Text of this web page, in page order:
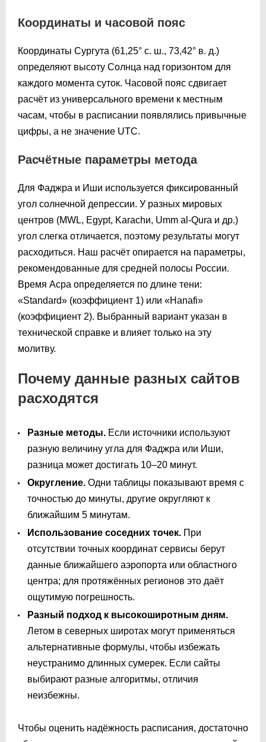
Координаты и часовой пояс
Координаты Сургута (61,25° с. ш., 73,42° в. д.)
определяют высоту Солнца над горизонтом для
каждого момента суток. Часовой пояс сдвигает
расчёт из универсального времени к местным
часам, чтобы в расписании появлялись привычные
цифры, а не значение UTC.
Расчётные параметры метода
Для Фаджра и Иши используется фиксированный
угол солнечной депрессии. У разных мировых
центров (MWL, Egypt, Karachи, Umm al-Qura и др.)
угол слегка отличается, поэтому результаты могут
расходиться. Наш расчёт опирается на параметры,
рекомендованные для средней полосы России.
Время Асра определяется по длине тени:
«Standard» (коэффициент 1) или «Hanafi»
(коэффициент 2). Выбранный вариант указан в
технической справке и влияет только на эту
молитву.
Почему данные разных сайтов
расходятся
Разные методы. Если источники используют
разную величину угла для Фаджра или Иши,
разница может достигать 10–20 минут.
Округление. Одни таблицы показывают время с
точностью до минуты, другие округляют к
ближайшим 5 минутам.
Использование соседних точек. При
отсутствии точных координат сервисы берут
данные ближайшего аэропорта или областного
центра; для протяжённых регионов это даёт
ощутимую погрешность.
Разный подход к высокоширотным дням.
Летом в северных широтах могут применяться
альтернативные формулы, чтобы избежать
неустранимо длинных сумерек. Если сайты
выбирают разные алгоритмы, отличия
неизбежны.
Чтобы оценить надёжность расписания, достаточно